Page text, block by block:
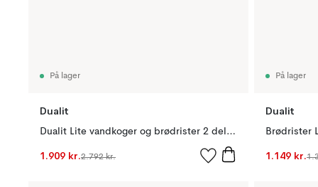
På lager
Dualit
Dualit Lite vandkoger og brødrister 2 dele, Sort
1.909 kr.2.792 kr.
På lager
Dualit
Brødrister
1.149 kr.